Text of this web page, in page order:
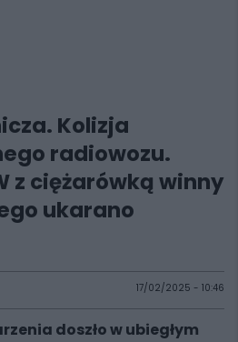
Kolizja
radiowozu.
z ciężarówką winny
ukarano
17/02/2025 - 10:46
doszło w ubiegłym